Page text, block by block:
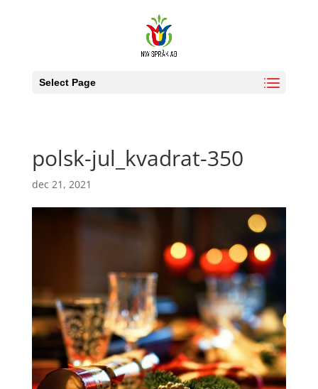
Select Page
polsk-jul_kvadrat-350
dec 21, 2021